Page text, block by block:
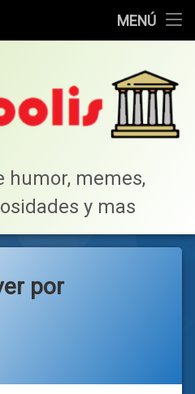
MENÚ
humor, memes,
y mas
por